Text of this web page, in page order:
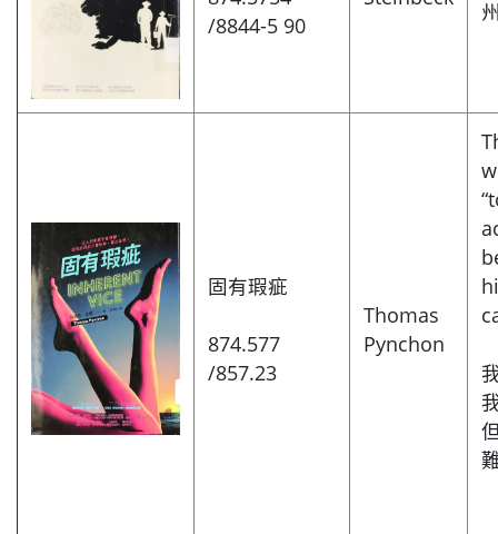
/8844-5 90
固有瑕疵
874.577
/857.23
Thomas
Pynchon